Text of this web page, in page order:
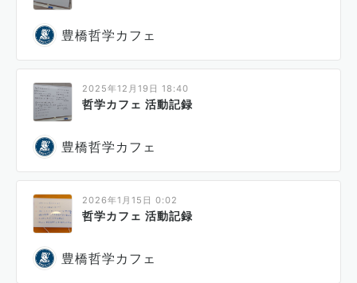
豊橋哲学カフェ
2025年12月19日 18:40
哲学カフェ 活動記録
豊橋哲学カフェ
2026年1月15日 0:02
哲学カフェ 活動記録
豊橋哲学カフェ